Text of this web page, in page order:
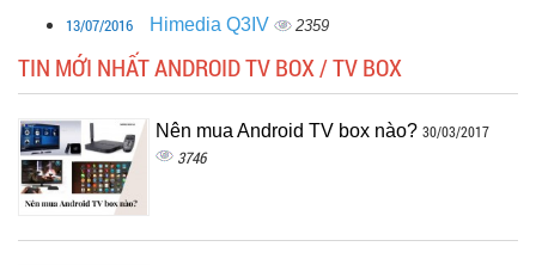
13/07/2016 Himedia Q3IV 2359
TIN MỚI NHẤT ANDROID TV BOX / TV BOX
Nên mua Android TV box nào? 30/03/2017
3746